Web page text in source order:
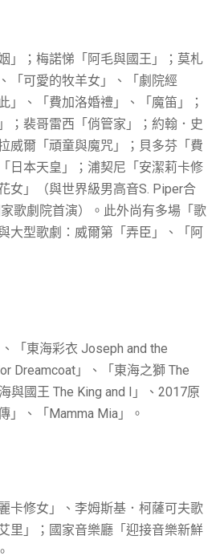
」；梅諾悌「阿毛與國王」；莫札
「可愛的牧羊女」、「劇院經
」、「費加洛婚禮」、「魔笛」；
；裴哥雷西「俏管家」；約翰．史
威爾「頑童與魔咒」；貝多芬「費
日本天皇」；浦契尼「安潔莉卡修
女」（與世界級男高音S. Piper合
歌劇院首演）。此外尚有多場「歌
大型歌劇：威爾第「弄臣」、「阿
、「東海彩衣 Joseph and the
Dreamcoat」、「東海之獅 The
與國王 The King and I」、2017原
」、「Mamma Mia」。
卡修女」、李姆斯基．柯薩可夫歌
里」；國家音樂廳「迎接音樂新鮮